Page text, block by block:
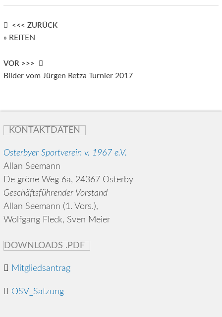
Post
navigation
<<< ZURÜCK
» REITEN
VOR >>>
Bilder vom Jürgen Retza Turnier 2017
KONTAKTDATEN
Osterbyer Sportverein v. 1967 e.V.
Allan Seemann
De gröne Weg 6a, 24367 Osterby
Geschäftsführender Vorstand
Allan Seemann (1. Vors.),
Wolfgang Fleck, Sven Meier
DOWNLOADS .PDF
Mitgliedsantrag
OSV_Satzung